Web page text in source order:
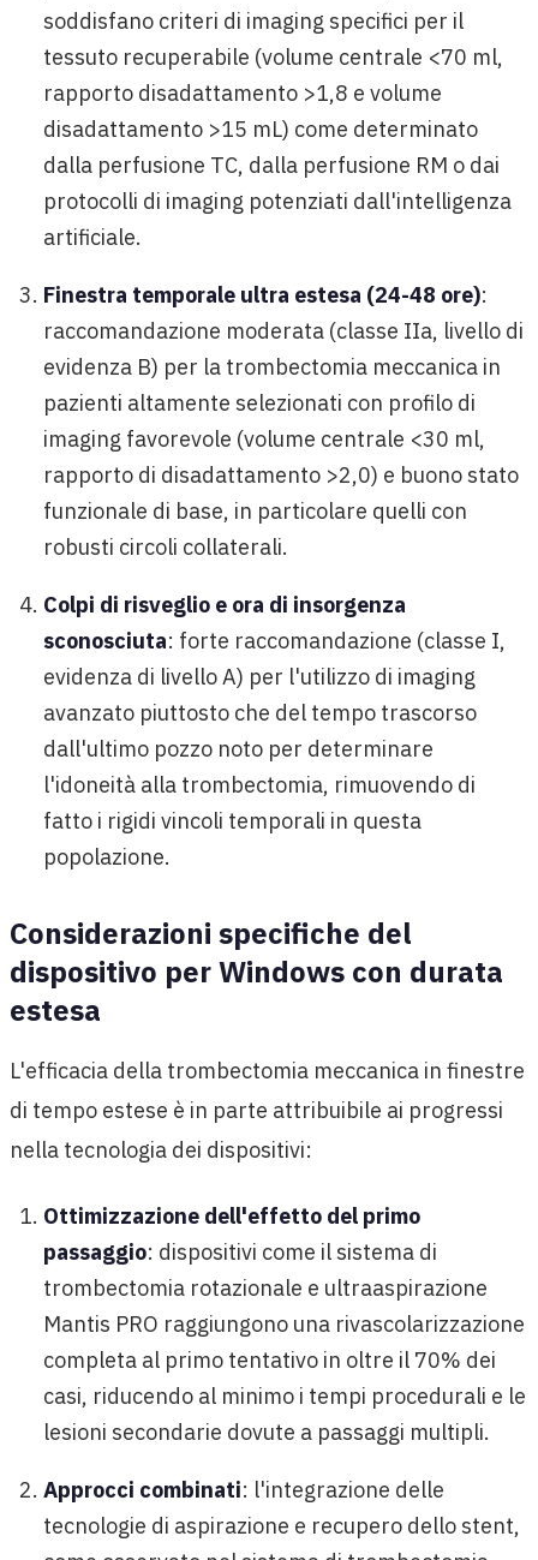
soddisfano criteri di imaging specifici per il
tessuto recuperabile (volume centrale <70 ml,
rapporto disadattamento >1,8 e volume
disadattamento >15 mL) come determinato
dalla perfusione TC, dalla perfusione RM o dai
protocolli di imaging potenziati dall'intelligenza
artificiale.
Finestra temporale ultra estesa (24-48 ore):
raccomandazione moderata (classe IIa, livello di
evidenza B) per la trombectomia meccanica in
pazienti altamente selezionati con profilo di
imaging favorevole (volume centrale <30 ml,
rapporto di disadattamento >2,0) e buono stato
funzionale di base, in particolare quelli con
robusti circoli collaterali.
Colpi di risveglio e ora di insorgenza
sconosciuta: forte raccomandazione (classe I,
evidenza di livello A) per l'utilizzo di imaging
avanzato piuttosto che del tempo trascorso
dall'ultimo pozzo noto per determinare
l'idoneità alla trombectomia, rimuovendo di
fatto i rigidi vincoli temporali in questa
popolazione.
Considerazioni specifiche del
dispositivo per Windows con durata
estesa
L'efficacia della trombectomia meccanica in finestre
di tempo estese è in parte attribuibile ai progressi
nella tecnologia dei dispositivi:
Ottimizzazione dell'effetto del primo
passaggio: dispositivi come il sistema di
trombectomia rotazionale e ultraaspirazione
Mantis PRO raggiungono una rivascolarizzazione
completa al primo tentativo in oltre il 70% dei
casi, riducendo al minimo i tempi procedurali e le
lesioni secondarie dovute a passaggi multipli.
Approcci combinati: l'integrazione delle
tecnologie di aspirazione e recupero dello stent,